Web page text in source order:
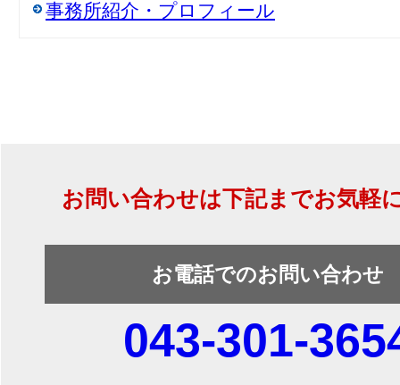
事務所紹介・プロフィール
お問い合わせは下記までお気軽
お電話でのお問い合わせ
043-301-